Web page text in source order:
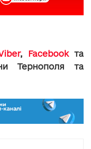
, Facebookта
Тернополя та